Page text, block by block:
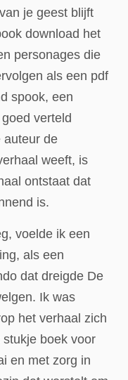
je geest blijft
download het
personages die
als een pdf
spook, een
verteld
auteur de
weeft, is
ontstaat dat
is.
voelde ik een
als een
dat dreigde De
Ik was
het verhaal zich
boek voor
en met zorg in